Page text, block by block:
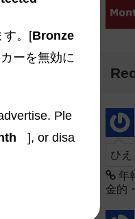
トレン
AIや専
しても
した
ではの
いこと
ひ
年
金的
す。[Bronze
ーを無効に
Ple
], or disa